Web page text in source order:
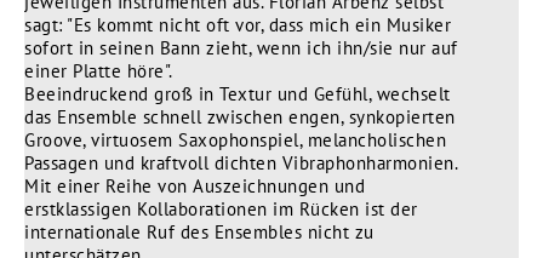
sagt: "Es kommt nicht oft vor, dass mich ein Musiker
sofort in seinen Bann zieht, wenn ich ihn/sie nur auf
einer Platte höre".
Beeindruckend groß in Textur und Gefühl, wechselt
das Ensemble schnell zwischen engen, synkopierten
Groove, virtuosem Saxophonspiel, melancholischen
Passagen und kraftvoll dichten Vibraphonharmonien.
Mit einer Reihe von Auszeichnungen und
erstklassigen Kollaborationen im Rücken ist der
internationale Ruf des Ensembles nicht zu